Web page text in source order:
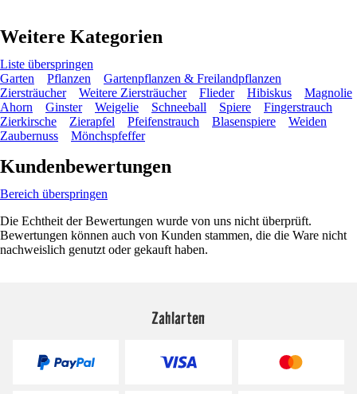
Weitere Kategorien
Liste überspringen
Garten
Pflanzen
Gartenpflanzen & Freilandpflanzen
Ziersträucher
Weitere Ziersträucher Flieder Hibiskus
Magnolie
Ahorn
Ginster Weigelie Schneeball Spiere
Fingerstrauch
Zierkirsche
Zierapfel Pfeifenstrauch Blasenspiere
Weiden
Zaubernuss
Mönchspfeffer
Kundenbewertungen
Bereich überspringen
Die Echtheit der Bewertungen wurde von uns nicht überprüft.
Bewertungen können auch von Kunden stammen, die die Ware nicht
nachweislich genutzt oder gekauft haben.
Zahlarten